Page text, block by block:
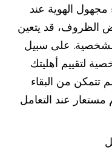
مجهول الهوية عند
الظروف، قد يتعين
على سبيل
لتقييم أهليتك
تتمكن من البقاء
عند التعامل